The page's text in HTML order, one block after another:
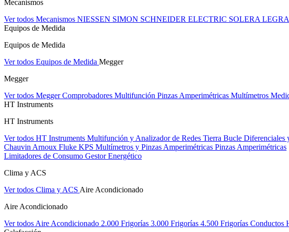
Mecanismos
Ver todos Mecanismos NIESSEN SIMON SCHNEIDER ELECTRIC SOLERA
Equipos de Medida
Equipos de Medida
Ver todos Equipos de Medida Megger
Megger
Ver todos MeggerComprobadores Multifunción Pinzas Amperimétricas Multímetros
HT Instruments
HT Instruments
Ver todos HT Instruments Multifunción y Analizador de Redes Tierra Bucle Diferenciales
Chauvin Arnoux Fluke KPS Multímetros y Pinzas Amperimétricas Pinzas Amperimétricas
Limitadores de Consumo Gestor Energético
Clima y ACS
Ver todos Clima y ACS Aire Acondicionado
Aire Acondicionado
Ver todos Aire Acondicionado 2.000 Frigorías 3.000 Frigorías 4.500 Frigorías Conductos